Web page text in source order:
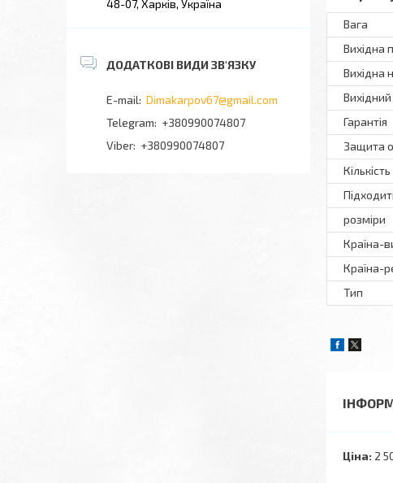
Вага
Вихідна
Вихідна
Гарантія
Защита
розміри
Країна-
Країна-
Тип
Ціна: 2
48-07, Харків, Україна
Dimakarpov67@gmail.com
+380990074807
+380990074807